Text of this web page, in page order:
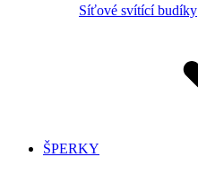
Síťové svítící budíky
ŠPERKY